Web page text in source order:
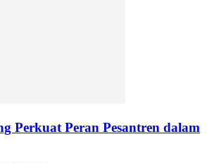
Perkuat Peran Pesantren dalam